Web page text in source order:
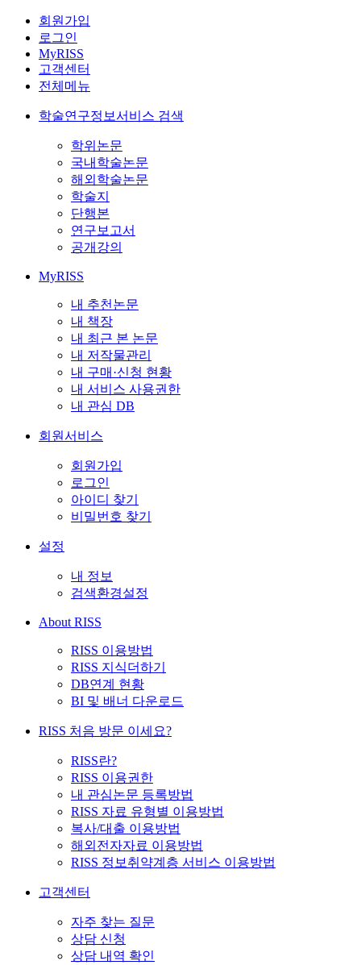
회원가입
로그인
MyRISS
고객센터
전체메뉴
학술연구정보서비스 검색
학위논문
국내학술논문
해외학술논문
학술지
단행본
연구보고서
공개강의
MyRISS
내 추천논문
내 책장
내 최근 본 논문
내 저작물관리
내 구매·신청 현황
내 서비스 사용권한
내 관심 DB
회원서비스
회원가입
로그인
아이디 찾기
비밀번호 찾기
설정
내 정보
검색환경설정
About RISS
RISS 이용방법
RISS 지식더하기
DB연계 현황
BI 및 배너 다운로드
RISS 처음 방문 이세요?
RISS란?
RISS 이용권한
내 관심논문 등록방법
RISS 자료 유형별 이용방법
복사/대출 이용방법
해외전자자료 이용방법
RISS 정보취약계층 서비스 이용방법
고객센터
자주 찾는 질문
상담 신청
상담 내역 확인